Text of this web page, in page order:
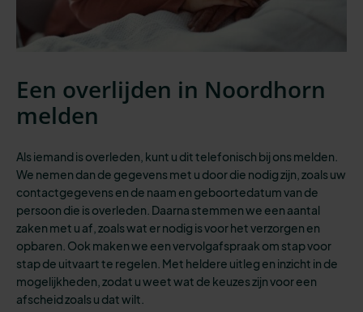
Een overlijden in Noordhorn
melden
Als iemand is overleden, kunt u dit telefonisch bij ons melden.
We nemen dan de gegevens met u door die nodig zijn, zoals uw
contactgegevens en de naam en geboortedatum van de
persoon die is overleden. Daarna stemmen we een aantal
zaken met u af, zoals wat er nodig is voor het verzorgen en
opbaren. Ook maken we een vervolgafspraak om stap voor
stap de uitvaart te regelen. Met heldere uitleg en inzicht in de
mogelijkheden, zodat u weet wat de keuzes zijn voor een
afscheid zoals u dat wilt.